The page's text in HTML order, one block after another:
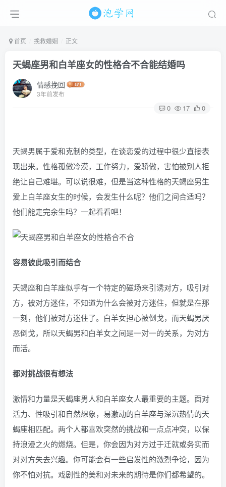
首页 挽救婚姻 正文
天蝎座男和白羊座女的性格合不合能结婚吗
情感挽回
3年前发布
0 17 0
天蝎男属于爱和克制的类型，在谈恋爱的过程中很少直接表
现出来。性格孤傲冷漠，工作努力，爱骄傲，害怕被别人拒
绝让自己难堪。可以说很难，但是当这种性格的天蝎座男生
爱上白羊座女生的时候，会发生什么呢？他们之间合适吗？
他们能走完余生吗？一起看看吧！
容易彼此吸引而结合
天蝎座和白羊座似乎有一个特定的磁场来引诱对方，吸引对
方，被对方迷住，不知道为什么会被对方迷住，但就是在那
一刻，他们被对方迷住了。白羊女担心被倒戈，而天蝎男厌
恶倒戈，所以天蝎男和白羊女之间是一对一的关系，为对方
而活。
都对挑战很有想法
激情和力量是天蝎座男人和白羊座女人最重要的主题。面对
活力、性吸引和自然想象，易激动的白羊座与深沉热情的天
蝎座相匹配。两个人都喜欢突然的挑战和一点点冲突，以保
持浪漫之火的燃烧。但是，你会因为对方过于迁就或务实而
对对方失去兴趣。你可能会有一些启发性的激烈争论，因为
你不怕对抗。戏剧性的美和对未来的期待是你们都希望的。